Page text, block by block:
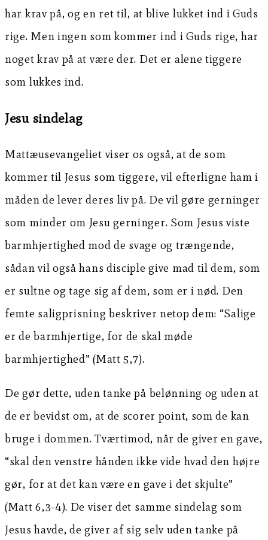
har krav på, og en ret til, at blive lukket ind i Guds
rige. Men ingen som kommer ind i Guds rige, har
noget krav på at være der. Det er alene tiggere
som lukkes ind.
Jesu sindelag
Mattæusevangeliet viser os også, at de som
kommer til Jesus som tiggere, vil efterligne ham i
måden de lever deres liv på. De vil gøre gerninger
som minder om Jesu gerninger. Som Jesus viste
barmhjertighed mod de svage og trængende,
sådan vil også hans disciple give mad til dem, som
er sultne og tage sig af dem, som er i nød. Den
femte saligprisning beskriver netop dem: “Salige
er de barmhjertige, for de skal møde
barmhjertighed” (Matt 5,7).
De gør dette, uden tanke på belønning og uden at
de er bevidst om, at de scorer point, som de kan
bruge i dommen. Tværtimod, når de giver en gave,
“skal den venstre hånden ikke vide hvad den højre
gør, for at det kan være en gave i det skjulte”
(Matt 6,3-4). De viser det samme sindelag som
Jesus havde, de giver af sig selv uden tanke på